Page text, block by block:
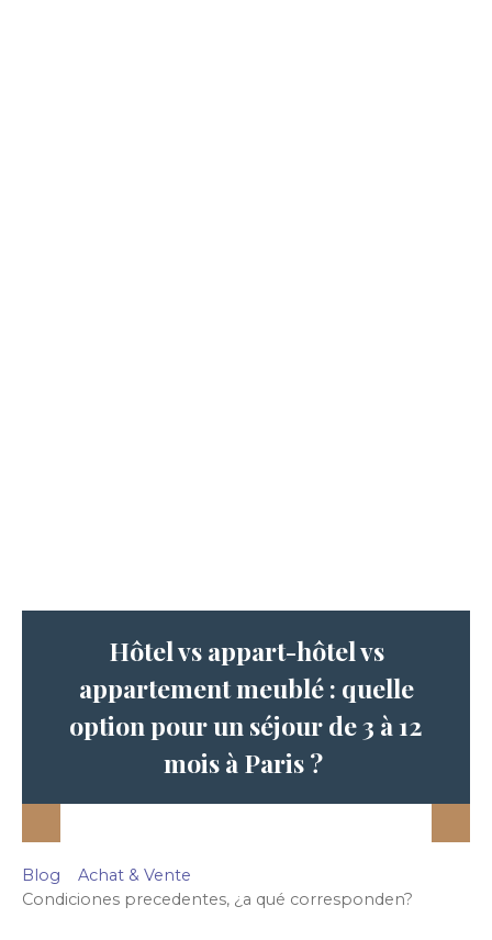
Hôtel vs appart-hôtel vs
appartement meublé : quelle
option pour un séjour de 3 à 12
mois à Paris ?
Blog
Achat & Vente
Condiciones precedentes, ¿a qué corresponden?